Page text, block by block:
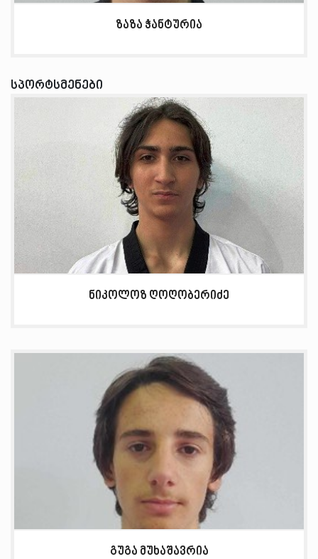
ზაზა ჭანტურია
სპორტსმენები
ნიკოლოზ ღოღობერიძე
გუგა მუხაშავრია